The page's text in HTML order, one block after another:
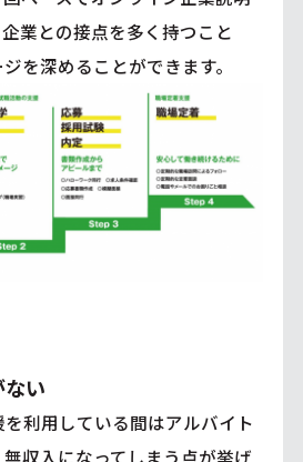
業との接点を多く持つこと
を深めることができます。
い
利用している間はアルバイト
収入になってしまう点が挙げ